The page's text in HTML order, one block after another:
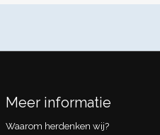
Meer informatie
Waarom herdenken wij?